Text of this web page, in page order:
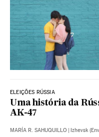
ELEIÇÕES RÚSSIA
Uma história da
AK-47
MARÍA R. SAHUQUILLO | Izhevsk